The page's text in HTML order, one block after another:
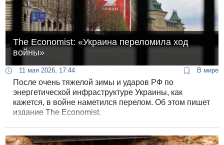
The Economist: «Украина переломила ход
войны»
11 мая 2026, 17:44 В мире
После очень тяжелой зимы и ударов РФ по
энергетической инфраструктуре Украины, как
кажется, в войне наметился перелом. Об этом пишет
издание The Economist.